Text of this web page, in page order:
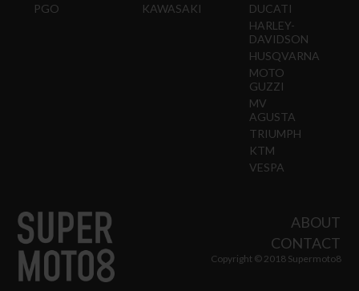
PGO
KAWASAKI
DUCATI
HARLEY-
DAVIDSON
HUSQVARNA
MOTO
GUZZI
MV
AGUSTA
TRIUMPH
KTM
VESPA
ABOUT
CONTACT
Copyright © 2018 Supermoto8